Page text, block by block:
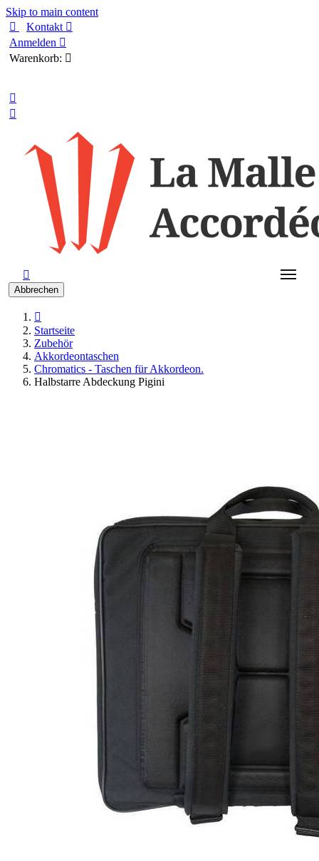
Skip to main content

Kontakt 
Anmelden 
Warenkorb: 



Abbrechen

Startseite
Zubehör
Akkordeontaschen
Chromatics - Taschen für Akkordeon.
Halbstarre Abdeckung Pigini